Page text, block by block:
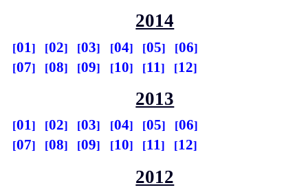
2014
01 02 03 04 05
06
07
08 09 10 11 12
2013
01 02 03 04 05
06
07
08 09 10 11 12
2012